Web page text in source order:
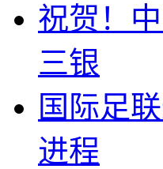
祝贺！
三银
国际足
进程